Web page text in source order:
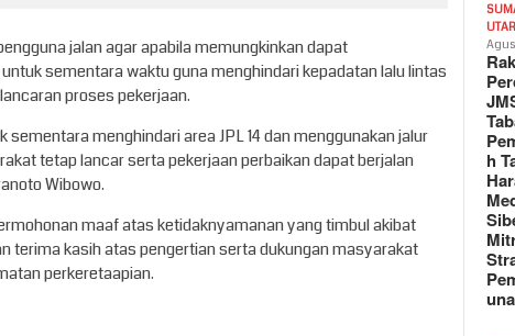
jalan agar apabila memungkinkan dapat
sementara waktu guna menghindari kepadatan lalu lintas
proses pekerjaan.
menghindari area JPL 14 dan menggunakan jalur
tetap lancar serta pekerjaan perbaikan dapat berjalan
Wibowo.
maaf atas ketidaknyamanan yang timbul akibat
terima kasih atas pengertian serta dukungan masyarakat
perkeretaapian.
h